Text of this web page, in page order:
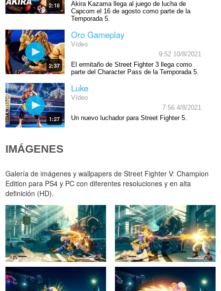
2:18
Akira Kazama llega al juego de lucha de
Capcom el 16 de agosto como parte de la
Temporada 5.
2:37
Oro Gameplay
Vídeo
9:52 10/8/2021
El ermitaño de Street Fighter 3 llega como
parte del Character Pass de la Temporada 5.
1:27
Luke
Vídeo
7:56 4/8/2021
Un nuevo luchador para Street Fighter 5.
IMÁGENES
Galería de imágenes y wallpapers de Street Fighter V: Champion
Edition para PS4 y PC con diferentes resoluciones y en alta
definición (HD).